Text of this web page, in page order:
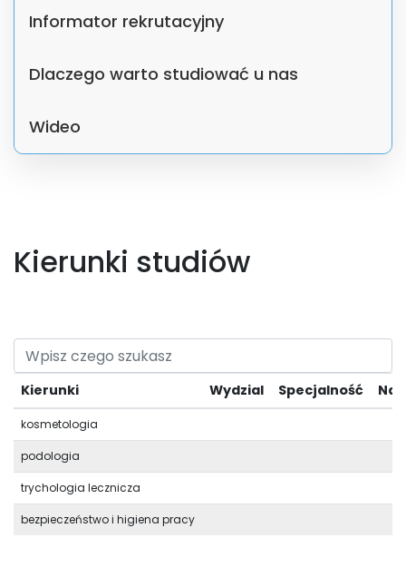
Informator rekrutacyjny
Dlaczego warto studiować u nas
Wideo
Kierunki studiów
Kierunki Wydzial Specjalność
kosmetologia
podologia
trychologia lecznicza
bezpieczeństwo i higiena pracy